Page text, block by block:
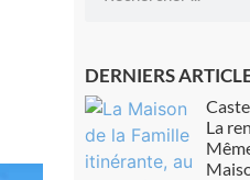
DERNIERS
La